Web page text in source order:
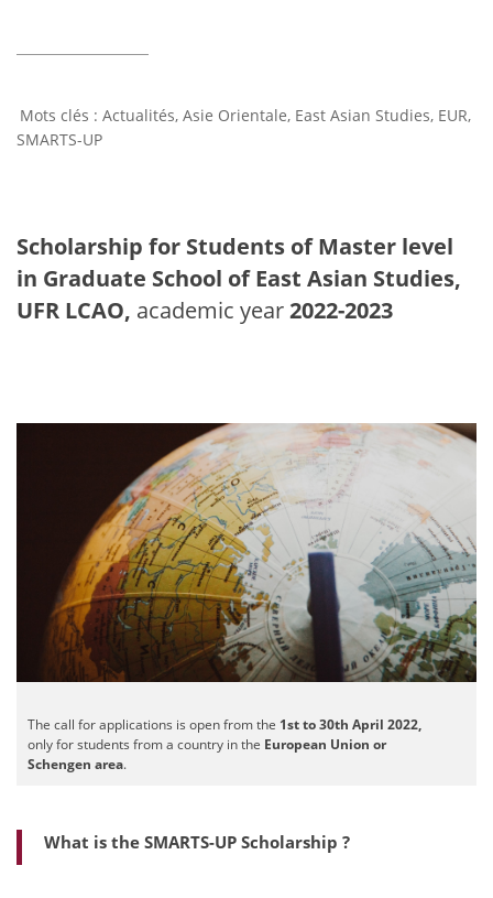
Actualités, Asie Orientale, East Asian Studies, EUR,
SMARTS-UP
Scholarship for Students of Master level
in Graduate School of East Asian Studies,
UFR LCAO, academic year2022-2023
The call for applications is open from the 1st to 30th April 2022,
only for students from a country in the European Union or
Schengen area.
What is the SMARTS-UP Scholarship ?